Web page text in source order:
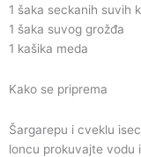
1 šaka seckanih suvih
1 šaka suvog grožđa
1 kašika meda
Kako se priprema
Šargarepu i cveklu
loncu prokuvajte vodu